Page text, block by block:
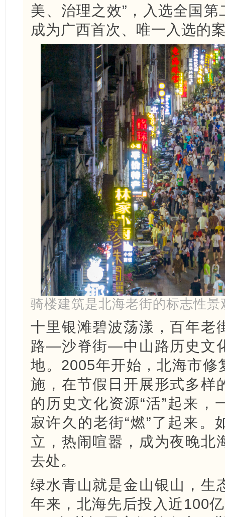
美、治理之效”，入选全国
成为广西首次、唯一入选的
骑楼建筑是北海老街的标志性
十里银滩碧波荡漾，百年老
路—沙脊街—中山路历史文
地。2005年开始，北海市修
施，在节假日开展形式多样
的历史文化资源“活”起来，
寂许久的老街“燃”了起来。
立，热闹喧嚣，成为夜晚北
去处。
绿水青山就是金山银山，生
年来，北海先后投入近100